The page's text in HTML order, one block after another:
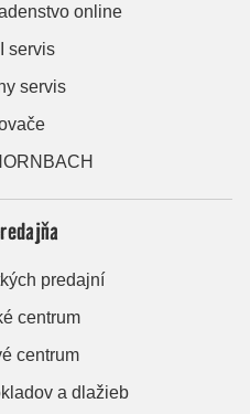
online
servis
servis
predajní
centrum
centrum
a dlažieb